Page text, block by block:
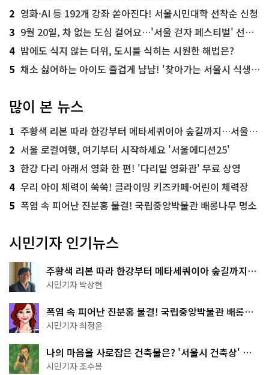
2 영화·AI 등 192개 강좌 쏟아진다! 서울시민대학 선착순 신청
3 9월 20일, 차 없는 도심 걸어요…'서울 걷자 페스티벌' 선착순 5천명
4 밤에도 식지 않는 더위, 도시를 식히는 시원한 해법은?
5 채소 싫어하는 아이도 즐겁게 냠냠! '찾아가는 서울시 식생활 교육' 현장
많이 본 뉴스
1 주황색 리본 따라 한강부터 메타세쿼이아 숲길까지…서울둘레길 15코스
2 서울 로컬여행, 여기부터 시작하세요 '서울에디션25'
3 한강 다리 아래서 영화 한 편! '다리밑 영화관' 무료 상영
4 우리 아이 체력이 쑥쑥! 클라이밍 키즈카페·어린이 체력장
5 폭염 속 피어난 진분홍 물결! 국립중앙박물관 배롱나무 명소
시민기자 인기뉴스
주황색 리본 따라 한강부터 메타세쿼이아 숲길까지…
서울둘레길 15코스
시민기자 박상현
폭염 속 피어난 진분홍 물결! 국립중앙박물관 배롱나
무 명소
시민기자 최정윤
나의 마음을 사로잡은 건축물은? '서울시 건축상' 수
상작 공개!
시민기자 조수봉